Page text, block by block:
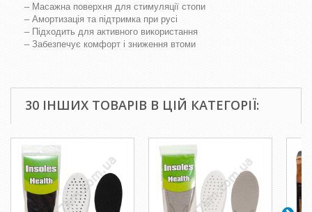
– Масажна поверхня для стимуляції стопи
– Амортизація та підтримка при русі
– Підходить для активного використання
– Забезпечує комфорт і зниження втоми
30 ІНШИХ ТОВАРІВ В ЦІЙ КАТЕГОРІЇ: